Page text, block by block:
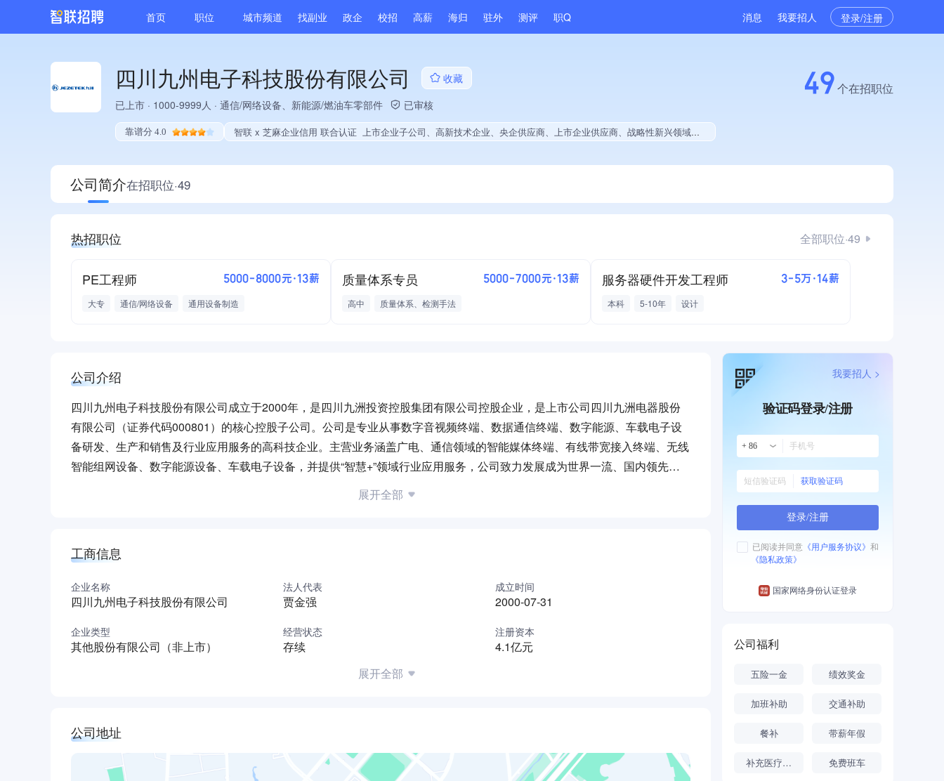
首页 职位 城市频道 找副业 政企 校招 高薪 海归 驻外 测评 职Q 消息 我要招人 登录/注册
四川九州电子科技股份有限公司
收藏
已上市 · 1000-9999人 · 通信/网络设备、新能源/燃油车零部件 已审核
靠谱分 4.0 智联 x 芝麻企业信用 联合认证 上市企业子公司、高新技术企业、央企供应商、上市企业供应商、战略性新兴领域创新能力、薪资水平全省同行前40%、A级纳税人、守合同重信用企业、知名品牌供应商、多产业布局、拥有节能环保技术、拥有自主品牌、拥有高价值专利、专利授权量同领域前500、技术布局行业领先、经营年限全国同行前5%、集团成员、权威管理体系认证、权威产品认证、全国多家直营店、大学生就业贡献、2025年公开项目中标、拥有绿色资质、拥有工艺创新能力、拥有美术作品、拥有多项著作权、软件研发量位于同行前500
49个在招职位
公司简介在招职位·49
热招职位 全部职位·49
PE工程师 5000-8000元·13薪
大专 通信/网络设备 通用设备制造
质量体系专员 5000-7000元·13薪
高中 质量体系、检测手法
服务器硬件开发工程师 3-5万·14薪
本科 5-10年 设计
公司介绍
四川九州电子科技股份有限公司成立于2000年，是四川九洲投资控股集团有限公司控股企业，是上市公司四川九洲电器股份
有限公司（证券代码000801）的核心控股子公司。公司是专业从事数字音视频终端、数据通信终端、数字能源、车载电子设
备研发、生产和销售及行业应用服务的高科技企业。主营业务涵盖广电、通信领域的智能媒体终端、有线带宽接入终端、无线
智能组网设备、数字能源设备、车载电子设备，并提供“智慧+”领域行业应用服务，公司致力发展成为世界一流、国内领先
的“通信终端设备制造商及行业应用解决方案提供商”。公司总部位于四川省绵阳市九洲科技工业园内，建筑面积7.61万平方
米，员工近4000人，注册资本4.09亿元，2023年实现营业收入18.16亿元，产品出货量突破2000 万台，再创历史新高。
绵阳、成都、武汉、深圳四个研发中心，科研人员300余人，拥有技术先进、门类齐全的科研和生产基础设施及素质高、核心
团队稳定的员工队伍,掌握了音视频信号编解码、调制、传输、超高宽带数据通信、广电TVOS操作系统及云平台等方面的多项
核心技术，积极在5G应用、AI语音应用、小码率网关运用等方面布局，形成智慧业务增值解决方案。拥有国内一流实验室，
在数字音视频、光通信和无线通信等领域掌握多项关键技术，在数字音视频终端方面拥有丰富的产品开发经验，参与制定国
标/行业标准37项，荣获国家、省市级和行业科技进步奖、产品创新奖等重大奖项24项。近年来，公司已在 5G 通信技术、
10G PON、WiFi6、人工智能技术等通信技术领域方面开展产品开发及市场布局，在业内建立较强的竞争优势。同时在广电行
联盟、5G AIA通用模组与行业终端专题组及中国智能家居产业联盟等多个组织成员单位。
展开全部
工商信息
企业名称
四川九州电子科技股份有限公司
法人代表
贾金强
成立时间
2000-07-31
企业类型
其他股份有限公司（非上市）
经营状态
存续
注册资本
4.1亿元
展开全部
公司地址
验证码登录/注册
+ 86
获取验证码
登录/注册
已阅读并同意 《用户服务协议》 和
《隐私政策》
国家网络身份认证登录
我要招人 >
公司福利
五险一金 绩效奖金
加班补助 交通补助
餐补 带薪年假
补充医疗保险 免费班车